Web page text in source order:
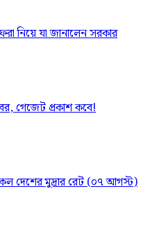
নিয়ে যা জানালেন সরকার
গেজেট প্রকাশ কবে!
দেশের মুদ্রার রেট (০৭ আগস্ট)